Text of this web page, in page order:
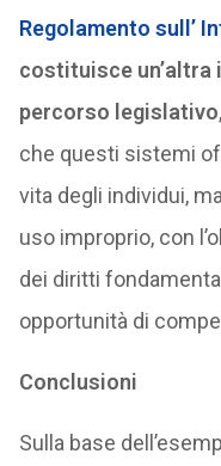
Regolamento sull’
costituisce un’altra
percorso legislativo
che questi sistemi
vita degli individui,
uso improprio, con
dei diritti
opportunità di
Conclusioni
Sulla base